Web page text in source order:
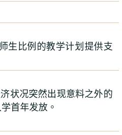
生比例的教学计划提供支
状况突然出现意料之外的
首年发放。